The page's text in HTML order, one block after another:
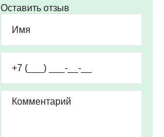
Сергей С.
«2 месяца пытался продать
день компании
БитАвто и всего на 5%
Оставить отзыв